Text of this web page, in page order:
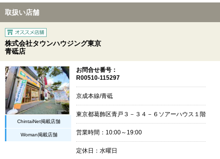
取扱い店舗
株式会社タウンハウジング東京
青砥店
ChintaiNet掲載店舗
Woman掲載店舗
お問合せ番号：
R00510-115297
京成本線/青砥
東京都葛飾区青戸３－３４－６ソアーハウス１階
営業時間：10:00～19:00
定休日：水曜日